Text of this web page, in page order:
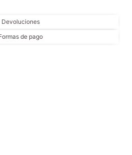
Devoluciones
de pago